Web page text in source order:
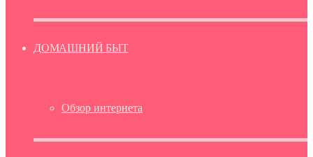
ДОМАШНИЙ БЫТ
Обзор интернета